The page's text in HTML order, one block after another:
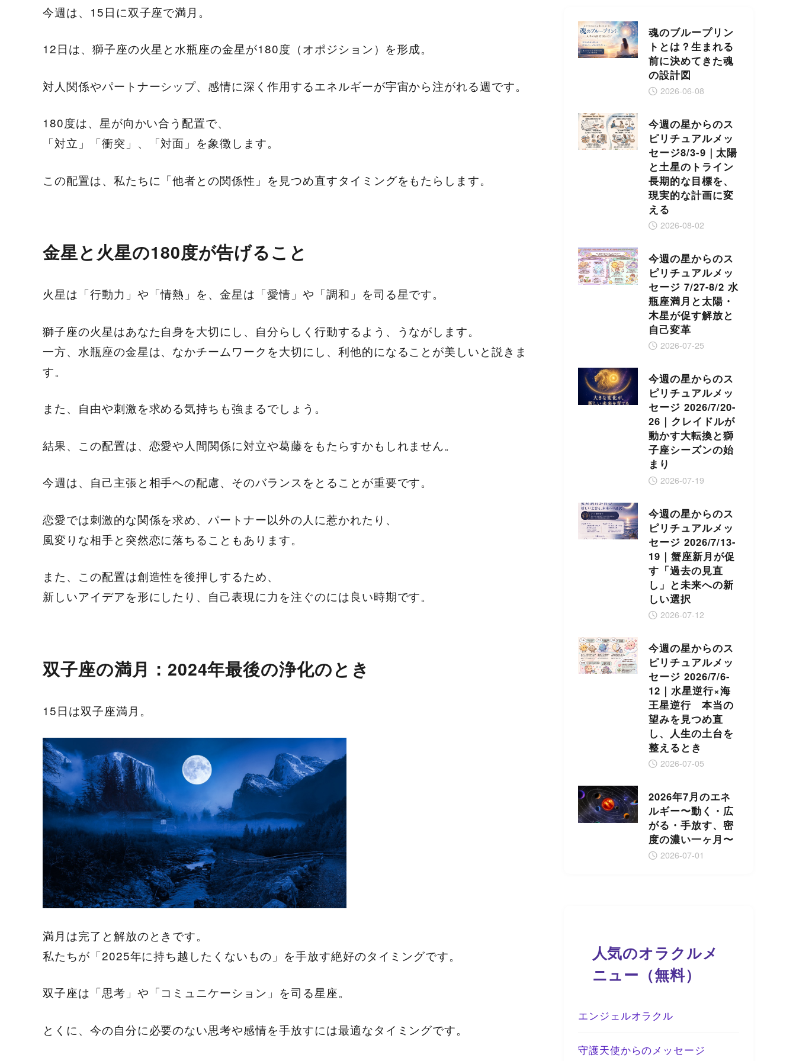
今週は、15日に双子座で満月。
12日は、獅子座の火星と水瓶座の金星が180度（オポジション）を形成。
対人関係やパートナーシップ、感情に深く作用するエネルギーが宇宙から注がれる週です。
180度は、星が向かい合う配置で、
「対立」「衝突」、「対面」を象徴します。
この配置は、私たちに「他者との関係性」を見つめ直すタイミングをもたらします。
金星と火星の180度が告げること
火星は「行動力」や「情熱」を、金星は「愛情」や「調和」を司る星です。
獅子座の火星はあなた自身を大切にし、自分らしく行動するよう、うながします。
一方、水瓶座の金星は、なかチームワークを大切にし、利他的になることが美しいと説きま
す。
また、自由や刺激を求める気持ちも強まるでしょう。
結果、この配置は、恋愛や人間関係に対立や葛藤をもたらすかもしれません。
今週は、自己主張と相手への配慮、そのバランスをとることが重要です。
恋愛では刺激的な関係を求め、パートナー以外の人に惹かれたり、
風変りな相手と突然恋に落ちることもあります。
また、この配置は創造性を後押しするため、
新しいアイデアを形にしたり、自己表現に力を注ぐのには良い時期です。
双子座の満月：2024年最後の浄化のとき
15日は双子座満月。
満月は完了と解放のときです。
私たちが「2025年に持ち越したくないもの」を手放す絶好のタイミングです。
双子座は「思考」や「コミュニケーション」を司る星座。
とくに、今の自分に必要のない思考や感情を手放すには最適なタイミングです。
魂のブループリン
トとは？生まれる
前に決めてきた魂
の設計図
2026-06-08
今週の星からのス
ピリチュアルメッ
セージ8/3-9｜太陽
と土星のトライン
長期的な目標を、
現実的な計画に変
える
2026-08-02
今週の星からのス
ピリチュアルメッ
セージ 7/27-8/2 水
瓶座満月と太陽・
木星が促す解放と
自己変革
2026-07-25
今週の星からのス
ピリチュアルメッ
セージ 2026/7/20-
26｜クレイドルが
動かす大転換と獅
子座シーズンの始
まり
2026-07-19
今週の星からのス
ピリチュアルメッ
セージ 2026/7/13-
19｜蟹座新月が促
す「過去の見直
し」と未来への新
しい選択
2026-07-12
今週の星からのス
ピリチュアルメッ
セージ 2026/7/6-
12｜水星逆行×海
王星逆行 本当の
望みを見つめ直
し、人生の土台を
整えるとき
2026-07-05
2026年7月のエネ
ルギー〜動く・広
がる・手放す、密
度の濃い一ヶ月〜
2026-07-01
人気のオラクルメ
ニュー（無料）
エンジェルオラクル
守護天使からのメッセージ